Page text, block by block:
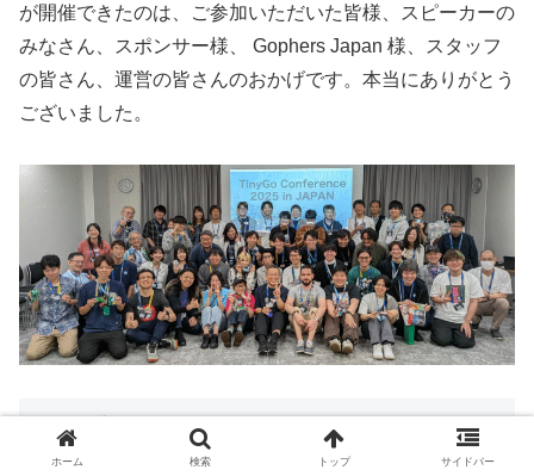
が開催できたのは、ご参加いただいた皆様、スピーカーの
みなさん、スポンサー様、 Gophers Japan 様、スタッフ
の皆さん、運営の皆さんのおかげです。本当にありがとう
ございました。
X のポストまとめ
ホーム 検索 トップ サイドバー